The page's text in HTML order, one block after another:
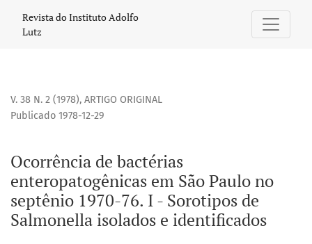
Ocorrência de bactérias enteropatogênicas em São
Revista do Instituto Adolfo
Lutz
V. 38 N. 2 (1978), ARTIGO ORIGINAL
Ocorrência de bactérias
enteropatogênicas em São Paulo no
septênio 1970-76. I - Sorotipos de
Salmonella isolados e identificados
Publicado 1978-12-29